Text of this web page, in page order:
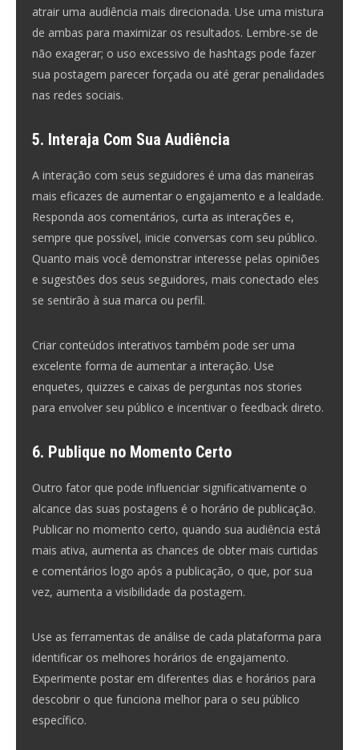
atrair uma audiência mais direcionada. Use uma mistura
de ambas para maximizar os resultados. Lembre-se de
não exagerar; o uso excessivo de hashtags pode fazer
sua postagem parecer forçada ou até gerar penalidades
nas redes sociais.
5. Interaja Com Sua Audiência
A interação com seus seguidores é uma das maneiras
mais eficazes de aumentar o engajamento e a lealdade.
Responda aos comentários, curta as interações e,
sempre que possível, inicie conversas com seu público.
Quanto mais você demonstrar interesse pelas opiniões
e sugestões dos seus seguidores, mais conectado eles
se sentirão à sua marca ou perfil.
Criar conteúdos interativos também pode ser uma
excelente forma de aumentar a interação. Use
enquetes, quizzes e caixas de perguntas nos stories
para envolver seu público e incentivar o feedback direto.
6. Publique no Momento Certo
Outro fator que pode influenciar significativamente o
alcance das suas postagens é o horário de publicação.
Publicar no momento certo, quando sua audiência está
mais ativa, aumenta as chances de obter mais curtidas
e comentários logo após a publicação, o que, por sua
vez, aumenta a visibilidade da postagem.
Use as ferramentas de análise de cada plataforma para
identificar os melhores horários de engajamento.
Experimente postar em diferentes dias e horários para
descobrir o que funciona melhor para o seu público
específico.